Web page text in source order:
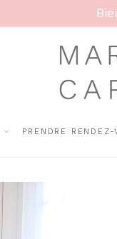
PRENDRE RENDEZ-